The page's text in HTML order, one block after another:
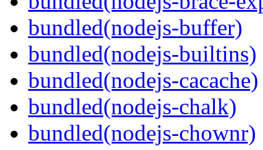
bundled(nodejs-buffer)
bundled(nodejs-builtins)
bundled(nodejs-cacache)
bundled(nodejs-chalk)
bundled(nodejs-chownr)